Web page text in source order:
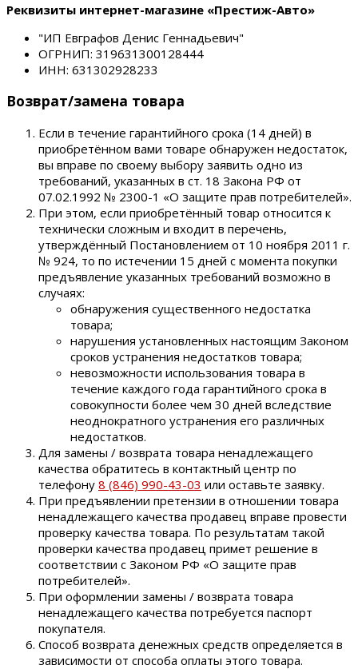
Реквизиты интернет-магазине «Престиж-Авто»
"ИП Евграфов Денис Геннадьевич"
ОГРНИП: 319631300128444
ИНН: 631302928233
Возврат/замена товара
Если в течение гарантийного срока (14 дней) в
приобретённом вами товаре обнаружен недостаток,
вы вправе по своему выбору заявить одно из
требований, указанных в ст. 18 Закона РФ от
07.02.1992 № 2300-1 «О защите прав потребителей».
При этом, если приобретённый товар относится к
технически сложным и входит в перечень,
утверждённый Постановлением от 10 ноября 2011 г.
№ 924, то по истечении 15 дней с момента покупки
предъявление указанных требований возможно в
случаях:
обнаружения существенного недостатка
товара;
нарушения установленных настоящим Законом
сроков устранения недостатков товара;
невозможности использования товара в
течение каждого года гарантийного срока в
совокупности более чем 30 дней вследствие
неоднократного устранения его различных
недостатков.
Для замены / возврата товара ненадлежащего
качества обратитесь в контактный центр по
телефону 8 (846) 990-43-03 или оставьте заявку.
При предъявлении претензии в отношении товара
ненадлежащего качества продавец вправе провести
проверку качества товара. По результатам такой
проверки качества продавец примет решение в
соответствии с Законом РФ «О защите прав
потребителей».
При оформлении замены / возврата товара
ненадлежащего качества потребуется паспорт
покупателя.
Способ возврата денежных средств определяется в
зависимости от способа оплаты этого товара.